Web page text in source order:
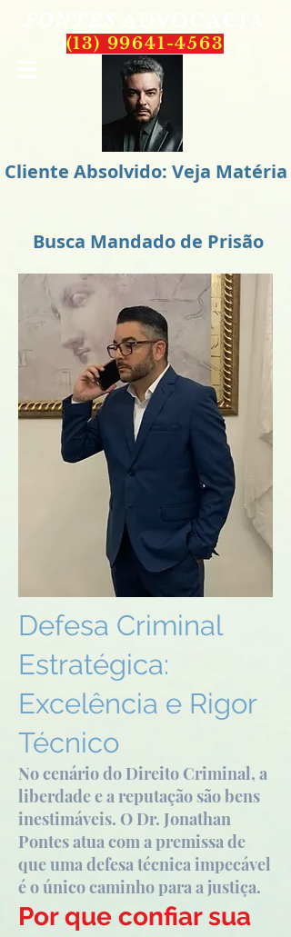
(13) 99641-4563
Cliente Absolvido: Veja Matéria
Busca Mandado de Prisão
Defesa Criminal
Estratégica:
Excelência e Rigor
Técnico
No cenário do Direito Criminal, a
liberdade e a reputação são bens
inestimáveis. O Dr. Jonathan
Pontes atua com a premissa de
que uma defesa técnica impecável
é o único caminho para a justiça.
Por que confiar sua